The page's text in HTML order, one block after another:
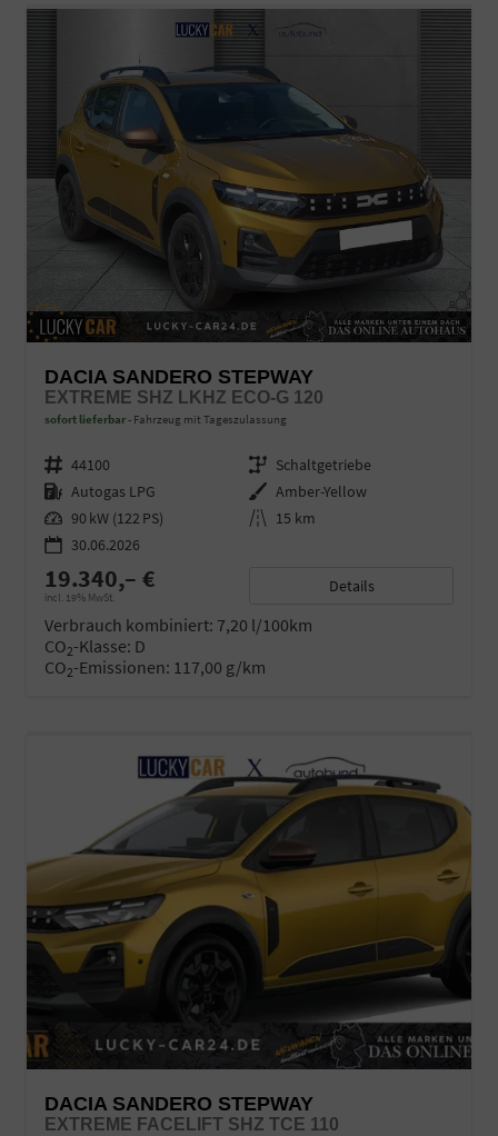
DACIA SANDERO STEPWAY
EXTREME SHZ LKHZ ECO-G 120
sofort lieferbar Fahrzeug mit Tageszulassung
Fahrzeugnr. 44100 Getriebe Schaltgetriebe
Kraftstoff Autogas LPG Außenfarbe Amber-Yellow
Leistung 90 kW (122 PS) Kilometerstand 15 km
30.06.2026
19.340,– €
incl. 19% MwSt.
Details
Verbrauch kombiniert: 7,20 l/100km
CO2-Klasse: D
CO2-Emissionen: 117,00 g/km
DACIA SANDERO STEPWAY
EXTREME FACELIFT SHZ TCE 110